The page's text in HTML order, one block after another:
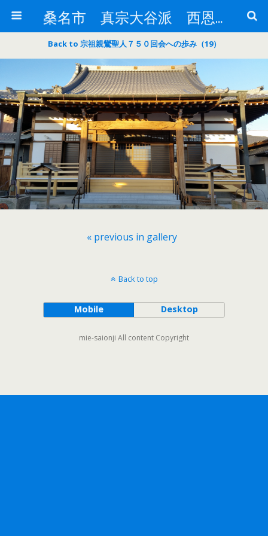
桑名市 真宗大谷派 西恩寺
Back to 宗祖親鸞聖人７５０回会への歩み（19）
« previous in gallery
Back to top
Mobile Desktop
mie-saionji All content Copyright